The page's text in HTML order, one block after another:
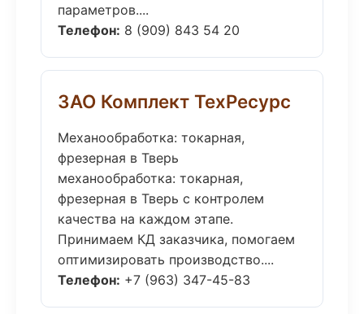
параметров....
Телефон: 8 (909) 843 54 20
ЗАО Комплект ТехРесурс
Механообработка: токарная,
фрезерная в Тверь
механообработка: токарная,
фрезерная в Тверь с контролем
качества на каждом этапе.
Принимаем КД заказчика, помогаем
оптимизировать производство....
Телефон: +7 (963) 347-45-83